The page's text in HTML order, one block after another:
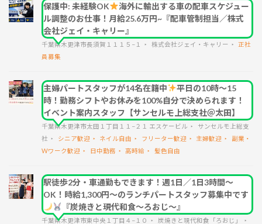
保護中: 未経験OK
海外に輸出する車の配車スケジュー
ル調整のお仕事！月給25.6万円~『配車管制担当／株式
会社ジェイ・キャリー』
千葉県木更津市長須賀１１１５−１ 株式会社ジェイ・キャリー
正社
員募集
主婦パートスタッフが14名在籍中
平日の10時～15
時！勤務シフトやお休みを100%自分で決められます！
イベント案内スタッフ【サンセルモ上総支社＠太田】
千葉県木更津市太田１丁目１１−２１ エスケービル
サンセルモ上総支
社
シニア歓迎 ネイル自由 フリーター歓迎 主婦歓迎
副業・
Wワーク歓迎
日中勤務 高時給 髪色自由
駅徒歩2分・車通勤もできます！週1日／1日3時間～
OK！時給1,300円～のランチパートスタッフ募集中です
『炭焼きと現代和食～ろおじ～』
千葉県木更津市東中央１丁目４−１０
炭焼きと現代和食「ろおじ」